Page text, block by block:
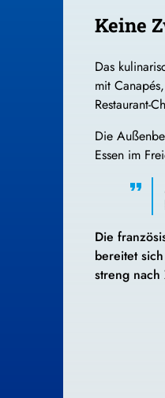
Keine
Das
mit
Restaurant-
Die
Essen im
Die
bereitet
streng nach